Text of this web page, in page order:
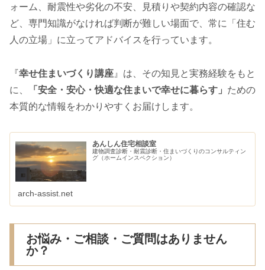
ォーム、耐震性や劣化の不安、見積りや契約内容の確認な
ど、専門知識がなければ判断が難しい場面で、常に「住む
人の立場」に立ってアドバイスを行っています。
『幸せ住まいづくり講座 』は、その知見と実務経験をもと
に、
「安全・安心・快適な住まいで幸せに暮らす」 ための
本質的な情報をわかりやすくお届けします。
あんしん住宅相談室
建物調査診断・耐震診断・住まいづくりのコンサルティン
グ（ホームインスペクション）
arch-assist.net
お悩み・ご相談・ご質問はありません
か？